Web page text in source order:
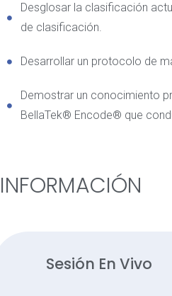
Desglosar la clasificación
de clasificación.
Desarrollar un protocolo de
Demostrar un conocimiento
BellaTek® Encode® que
INFORMACIÓN
Sesión En Vivo